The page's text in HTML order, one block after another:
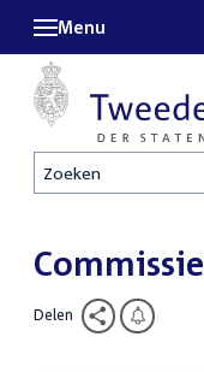
Zoeken
Menu
Delen